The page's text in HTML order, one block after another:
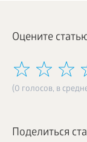
Оцените
(0 голосов, в
Поделиться